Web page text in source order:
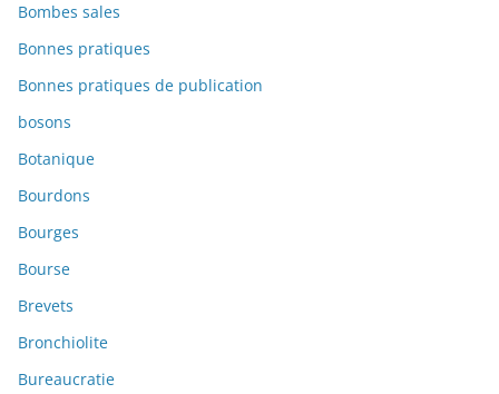
Bombes sales
Bonnes pratiques
Bonnes pratiques de publication
bosons
Botanique
Bourdons
Bourges
Bourse
Brevets
Bronchiolite
Bureaucratie